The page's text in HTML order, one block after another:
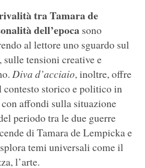
tra Tamara de
dell’epocasono
al lettore uno sguardo sul
sulle tensioni creative e
Diva d’acciaio, inoltre, offre
contesto storico e politico in
affondi sulla situazione
periodo tra le due guerre
di Tamara de Lempicka e
temi universali come il
l’arte.